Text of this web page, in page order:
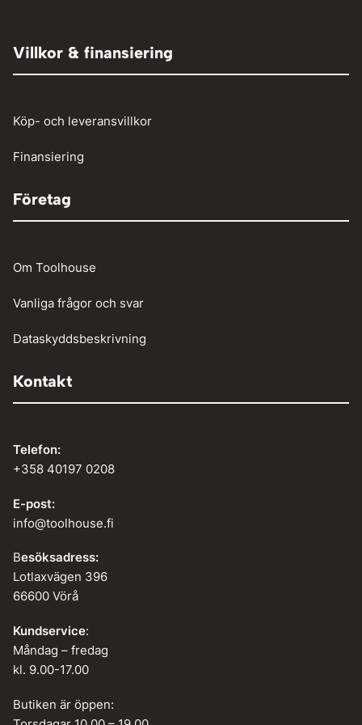
Verkstadstvätt
Vinschar
Person och paketbil
Villkor & finansiering
Köp- och leveransvillkor
Finansiering
Företag
Om Toolhouse
Vanliga frågor och svar
Dataskyddsbeskrivning
Kontakt
Telefon:
+358 40197 0208
E-post:
info@toolhouse.fi
Besöksadress:
Lotlaxvägen 396
66600 Vörå
Kundservice:
Måndag – fredag
kl. 9.00-17.00
Butiken är öppen: